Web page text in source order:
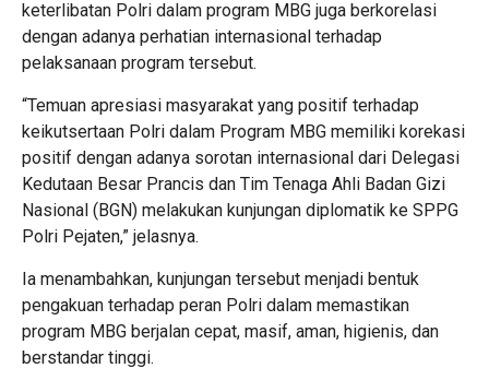
keterlibatan Polri dalam program MBG juga berkorelasi
dengan adanya perhatian internasional terhadap
pelaksanaan program tersebut.
“Temuan apresiasi masyarakat yang positif terhadap
keikutsertaan Polri dalam Program MBG memiliki korekasi
positif dengan adanya sorotan internasional dari Delegasi
Kedutaan Besar Prancis dan Tim Tenaga Ahli Badan Gizi
Nasional (BGN) melakukan kunjungan diplomatik ke SPPG
Polri Pejaten,” jelasnya.
Ia menambahkan, kunjungan tersebut menjadi bentuk
pengakuan terhadap peran Polri dalam memastikan
program MBG berjalan cepat, masif, aman, higienis, dan
berstandar tinggi.